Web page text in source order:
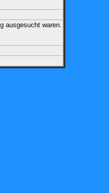
ausgesucht waren.